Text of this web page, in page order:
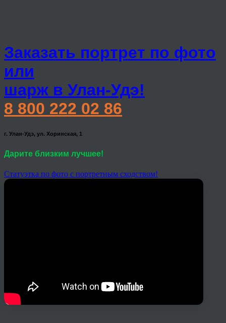
Заказать портрет по фото
или
шарж в Улан-Удэ!
8 800 222 02 86
г. Улан-Удэ, ул. Хоринская, 1
Дарите близким лучшее!
Статуэтка по фото с портретным сходством!